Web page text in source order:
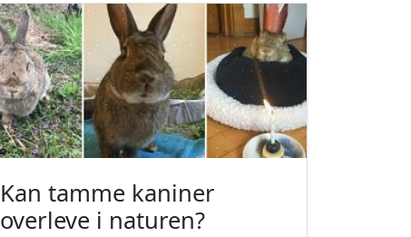
Kan tamme kaniner
overleve i naturen?